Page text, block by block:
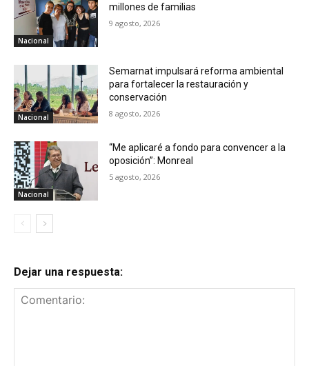
Nacional
millones de familias
9 agosto, 2026
Nacional
Semarnat impulsará reforma ambiental
para fortalecer la restauración y
conservación
8 agosto, 2026
Nacional
“Me aplicaré a fondo para convencer a la
oposición”: Monreal
5 agosto, 2026
Dejar una respuesta: